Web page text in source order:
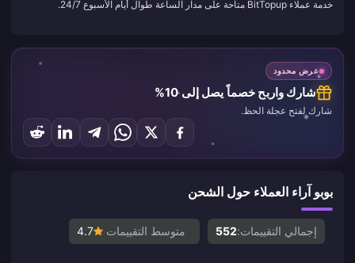
خدمة عملاء BitTopup متاحة على مدار الساعة طوال أيام الأسبوع 24/7.
عرض محدود
شارك واربح خصماً يصل إلى 10%
شارك لفتح عجلة الحظ.
بوبو آراء العملاء حول الشحن
إجمالي التقييمات:552 متوسط التقييمات 4.7